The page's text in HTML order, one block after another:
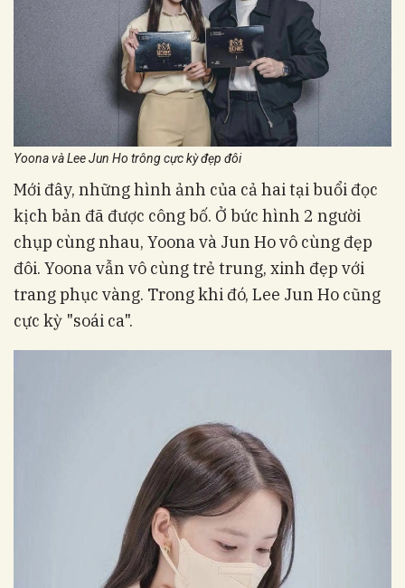
Yoona và Lee Jun Ho trông cực kỳ đẹp đôi
Mới đây, những hình ảnh của cả hai tại buổi đọc
kịch bản đã được công bố. Ở bức hình 2 người
chụp cùng nhau, Yoona và Jun Ho vô cùng đẹp
đôi. Yoona vẫn vô cùng trẻ trung, xinh đẹp với
trang phục vàng. Trong khi đó, Lee Jun Ho cũng
cực kỳ "soái ca".